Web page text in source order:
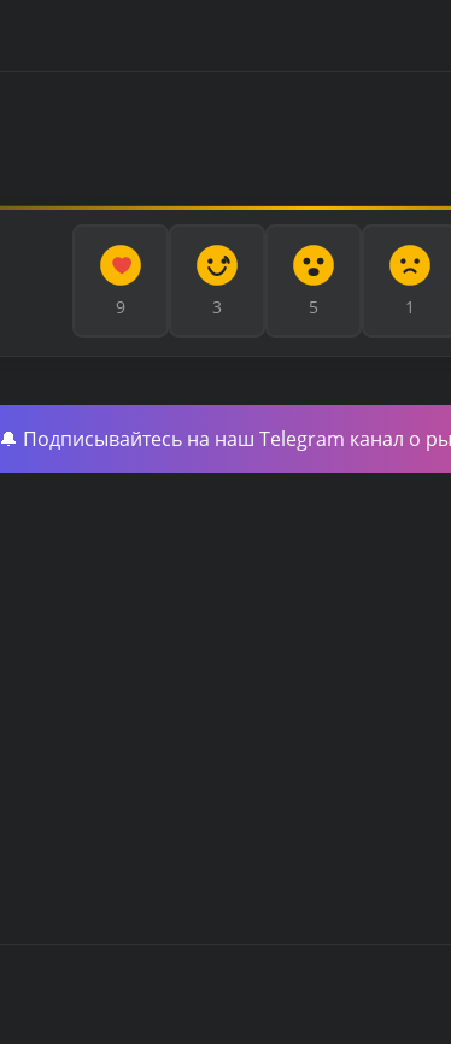
9 3 5 1
🔔 Подписывайтесь на наш Telegram канал о